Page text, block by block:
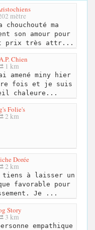
mètre
ma
son amour pour
prix très attr...
Chien
1 km
amené miny hier
fois et je suis
chaleure...
Folie's
2 km
Dorée
2 km
à laisser un
favorable pour
Je ...
Story
3 km
empathique